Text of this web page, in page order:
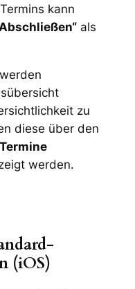
kann
als
zu
diese über den
werden.
(iOS)